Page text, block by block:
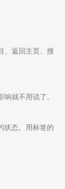
、返回主页、搜
就不用说了。
状态。用标签的